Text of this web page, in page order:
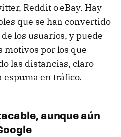
Reddit o eBay. Hay
que se han convertido
los usuarios, y puede
motivos por los que
las distancias, claro—
espuma en tráfico.
aunque aún